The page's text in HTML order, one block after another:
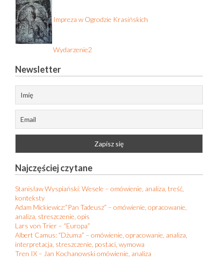
Impreza w Ogrodzie Krasińskich
Wydarzenie2
Newsletter
Najczęściej czytane
Stanisław Wyspiański: Wesele – omówienie, analiza, treść,
konteksty
Adam Mickiewicz:”Pan Tadeusz” – omówienie, opracowanie,
analiza, streszczenie, opis
Lars von Trier – “Europa”
Albert Camus: “Dżuma” – omówienie, opracowanie, analiza,
interpretacja, streszczenie, postaci, wymowa
Tren IX – Jan Kochanowski omówienie, analiza